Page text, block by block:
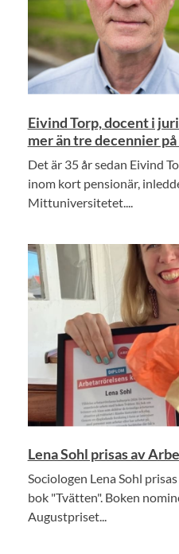
Eivind Torp, docent i
mer än tre decennier
Det är 35 år sedan Eivind
inom kort pensionär,
Mittuniversitetet....
Lena Sohl prisas av
Sociologen Lena Sohl
bok "Tvätten". Boken
Augustpriset...